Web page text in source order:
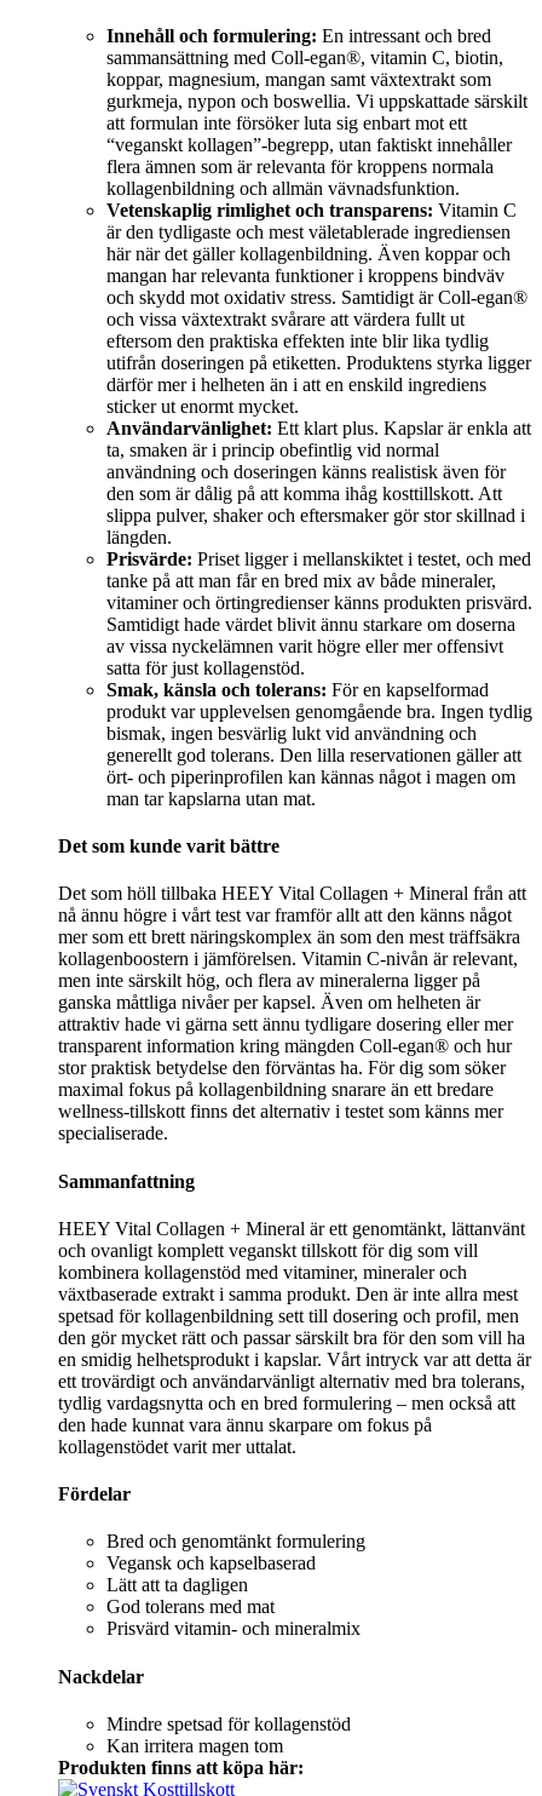
Innehåll och formulering: En intressant och bred
sammansättning med Coll-egan®, vitamin C, biotin,
koppar, magnesium, mangan samt växtextrakt som
gurkmeja, nypon och boswellia. Vi uppskattade särskilt
att formulan inte försöker luta sig enbart mot ett
“veganskt kollagen”-begrepp, utan faktiskt innehåller
flera ämnen som är relevanta för kroppens normala
kollagenbildning och allmän vävnadsfunktion.
Vetenskaplig rimlighet och transparens: Vitamin C
är den tydligaste och mest väletablerade ingrediensen
här när det gäller kollagenbildning. Även koppar och
mangan har relevanta funktioner i kroppens bindväv
och skydd mot oxidativ stress. Samtidigt är Coll-egan®
och vissa växtextrakt svårare att värdera fullt ut
eftersom den praktiska effekten inte blir lika tydlig
utifrån doseringen på etiketten. Produktens styrka ligger
därför mer i helheten än i att en enskild ingrediens
sticker ut enormt mycket.
Användarvänlighet: Ett klart plus. Kapslar är enkla att
ta, smaken är i princip obefintlig vid normal
användning och doseringen känns realistisk även för
den som är dålig på att komma ihåg kosttillskott. Att
slippa pulver, shaker och eftersmaker gör stor skillnad i
längden.
Prisvärde: Priset ligger i mellanskiktet i testet, och med
tanke på att man får en bred mix av både mineraler,
vitaminer och örtingredienser känns produkten prisvärd.
Samtidigt hade värdet blivit ännu starkare om doserna
av vissa nyckelämnen varit högre eller mer offensivt
satta för just kollagenstöd.
Smak, känsla och tolerans: För en kapselformad
produkt var upplevelsen genomgående bra. Ingen tydlig
bismak, ingen besvärlig lukt vid användning och
generellt god tolerans. Den lilla reservationen gäller att
ört- och piperinprofilen kan kännas något i magen om
man tar kapslarna utan mat.
Det som kunde varit bättre
Det som höll tillbaka HEEY Vital Collagen + Mineral från att
nå ännu högre i vårt test var framför allt att den känns något
mer som ett brett näringskomplex än som den mest träffsäkra
kollagenboostern i jämförelsen. Vitamin C-nivån är relevant,
men inte särskilt hög, och flera av mineralerna ligger på
ganska måttliga nivåer per kapsel. Även om helheten är
attraktiv hade vi gärna sett ännu tydligare dosering eller mer
transparent information kring mängden Coll-egan® och hur
stor praktisk betydelse den förväntas ha. För dig som söker
maximal fokus på kollagenbildning snarare än ett bredare
wellness-tillskott finns det alternativ i testet som känns mer
specialiserade.
Sammanfattning
HEEY Vital Collagen + Mineral är ett genomtänkt, lättanvänt
och ovanligt komplett veganskt tillskott för dig som vill
kombinera kollagenstöd med vitaminer, mineraler och
växtbaserade extrakt i samma produkt. Den är inte allra mest
spetsad för kollagenbildning sett till dosering och profil, men
den gör mycket rätt och passar särskilt bra för den som vill ha
en smidig helhetsprodukt i kapslar. Vårt intryck var att detta är
ett trovärdigt och användarvänligt alternativ med bra tolerans,
tydlig vardagsnytta och en bred formulering – men också att
den hade kunnat vara ännu skarpare om fokus på
kollagenstödet varit mer uttalat.
Fördelar
Bred och genomtänkt formulering
Vegansk och kapselbaserad
Lätt att ta dagligen
God tolerans med mat
Prisvärd vitamin- och mineralmix
Nackdelar
Mindre spetsad för kollagenstöd
Kan irritera magen tom
Produkten finns att köpa här: